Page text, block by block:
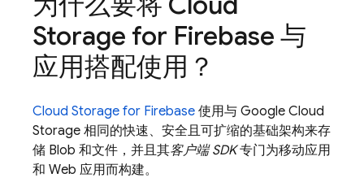
Storage for Firebase 与
应用搭配使用？
Cloud Storage for Firebase 使用与 Google Cloud
Storage 相同的快速、安全且可扩缩的基础架构来存
储 Blob 和文件，并且其客户端 SDK专门为移动应用
和 Web 应用而构建。